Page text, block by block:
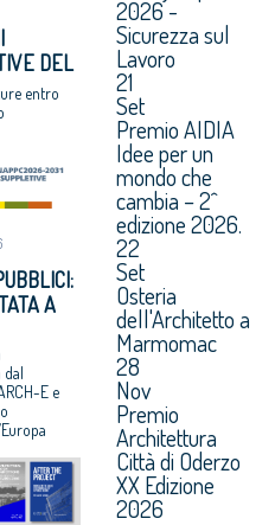
DEL
LE
IL 9
entro
A
LA
dal
E e
2026 -
Sicurezza sul
Lavoro
21
Set
Premio AIDIA
Idee per un
mondo che
cambia – 2^
edizione 2026.
22
Set
Osteria
dell'Architetto a
Marmomac
28
Nov
Premio
Architettura
Città di Oderzo
XX Edizione
2026